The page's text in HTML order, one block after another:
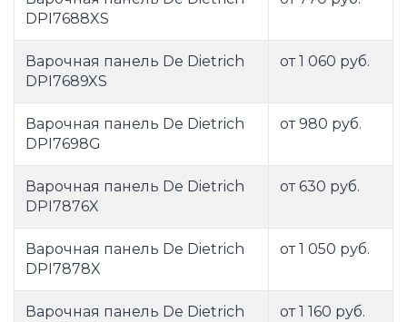
DPI7688XS
Варочная панель De Dietrich
DPI7689XS
от 1 060 руб.
Варочная панель De Dietrich
DPI7698G
от 980 руб.
Варочная панель De Dietrich
DPI7876X
от 630 руб.
Варочная панель De Dietrich
DPI7878X
от 1 050 руб.
Варочная панель De Dietrich
от 1 160 руб.